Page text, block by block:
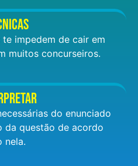
impedem de cair em
muitos concurseiros.
do enunciado
da questão de acordo
nela.